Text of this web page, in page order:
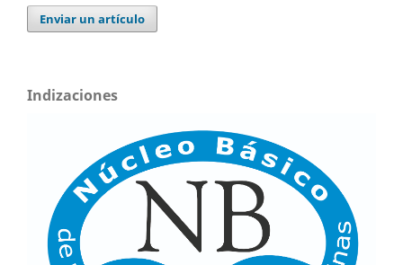
Enviar un artículo
Indizaciones